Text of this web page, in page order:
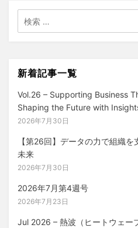
索:
新着記事一覧
Vol.26 – Supporting Business
Shaping the Future with
2026年7月30日
【第26回】データの力で組織
未来
2026年7月30日
2026年7月第4週号
2026年7月23日
Jul 2026 – 熱波（ヒートウェー